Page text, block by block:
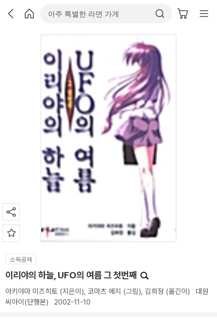
소득공제
이리야의 하늘, UFO의 여름 그 첫번째
아키야마 미즈히토 (지은이), 코마츠 에지 (그림), 김희정 (옮긴이) 대원
씨아이(단행본) 2002-11-10